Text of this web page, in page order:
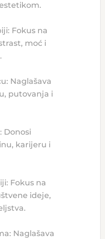
Fokus na
moć i
Naglašava
putovanja i
Donosi
karijeru i
Fokus na
ideje,
Naglašava